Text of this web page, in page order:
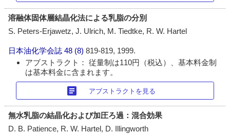
溶融体固体層結晶化法による乳脂の分別
S. Peters-Erjawetz, J. Ulrich, M. Tiedtke, R. W. Hartel
日本油化学会誌 48 (8)819-819, 1999.
アブストラクト： 従量制は110円（税込）、基本料金制
は基本料金に含まれます。
article アブストラクトを見る
無水乳脂の結晶化および加圧ろ過：混合効果
D. B. Patience, R. W. Hartel, D. Illingworth